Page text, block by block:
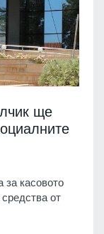
ще
за касовото
от